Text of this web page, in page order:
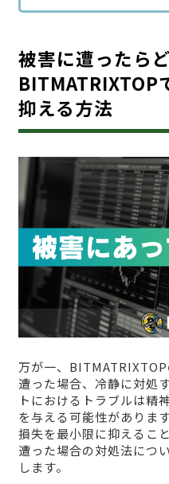
被害に遭ったら
BITMATRIXTOP
抑える方法
万が一、
遭った場合、冷静に対処
トにおけるトラブルは精
を与える可能性がありま
損失を最小限に抑えるこ
遭った場合の対処法につ
します。